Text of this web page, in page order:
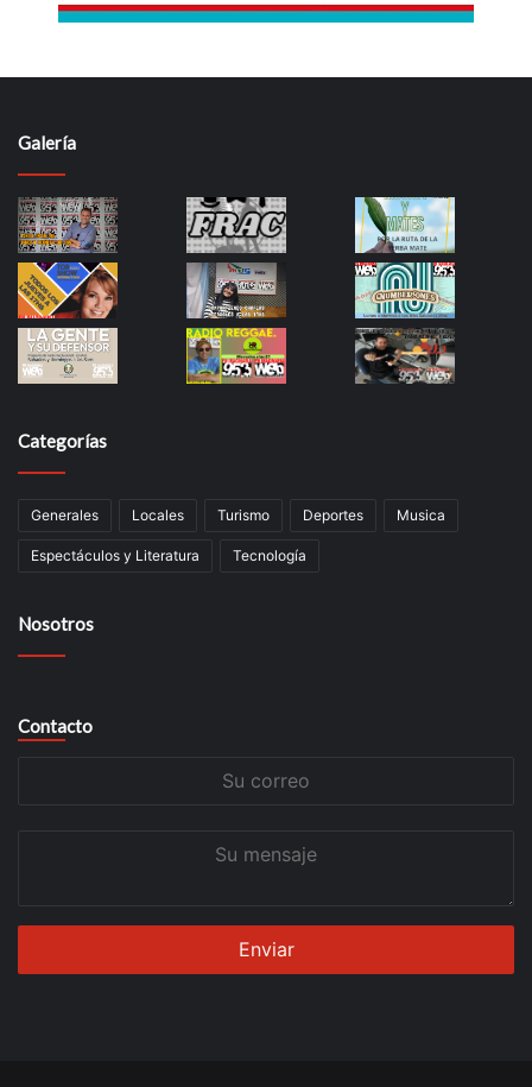
Galería
Categorías
Generales Locales Turismo Deportes Musica
Espectáculos y Literatura Tecnología
Nosotros
Contacto